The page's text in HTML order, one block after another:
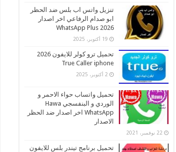
تنزيل واتس اب بلس ضد الحظر
ابو صدام الرفاعي اخر اصدار
2026 WhatsApp Plus
19 أكتوبر، 2025
تحميل ترو كولر للايفون 2026
True Caller iphone
2 أكتوبر، 2025
تحميل واتساب حواء الاحمر و
الوردي و البنفسجي Hawa
WhatsApp اخر اصدار ضد الحظر
الاصدار
22 نوفمبر، 2021
تحميل برنامج تيندر بلس للايفون